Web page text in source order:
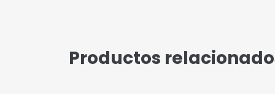
Productos